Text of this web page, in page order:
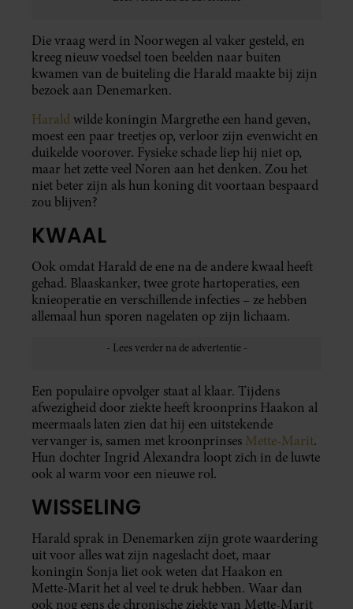
Die vraag werd in Noorwegen al vaker gesteld, en
kreeg nieuw voedsel toen beelden naar buiten
kwamen van de buiteling die Harald maakte bij zijn
bezoek aan Denemarken.
Haraldwilde koningin Margrethe een hand geven,
moest een paar treetjes op, verloor zijn evenwicht en
duikelde voorover. Fysieke schade liep hij niet op,
maar het zette veel Noren aan het denken. Zou het
niet beter zijn als hun koning dit voortaan bespaard
zou blijven?
KWAAL
Ook omdat Harald de ene na de andere kwaal heeft
gehad. Blaaskanker, twee grote hartoperaties, een
knieoperatie en verschillende infecties – ze hebben
allemaal hun sporen nagelaten op zijn lichaam.
Een populaire opvolger staat al klaar. Tijdens
afwezigheid door ziekte heeft kroonprins Haakon al
meermaals laten zien dat hij een uitstekende
vervanger is, samen met kroonprinses Mette-Marit.
Hun dochter Ingrid Alexandra loopt zich in de luwte
ook al warm voor een nieuwe rol.
WISSELING
Harald sprak in Denemarken zijn grote waardering
uit voor alles wat zijn nageslacht doet, maar
koningin Sonja liet ook weten dat Haakon en
Mette-Marit het al veel te druk hebben. Waar dan
ook nog eens de chronische ziekte van Mette-Marit